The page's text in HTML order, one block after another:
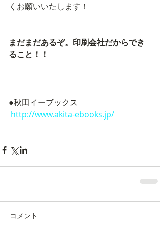
くお願いいたします！
まだまだあるぞ。印刷会社だからでき
ること！！
●秋田イーブックス
http://www.akita-ebooks.jp/
コメント